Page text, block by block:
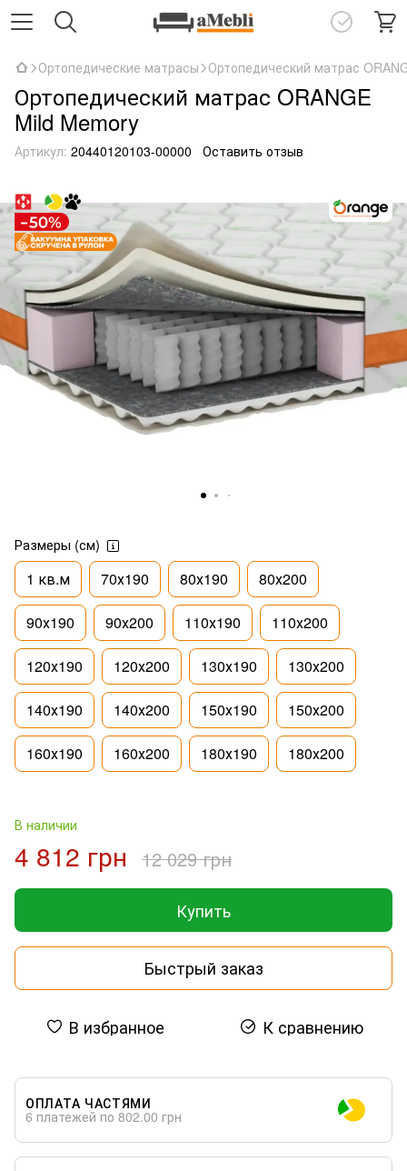
Ортопедические матрасы Ортопедический матрас
Ортопедический матрас ORANGE
Mild Memory
Артикул: 20440120103-00000 Оставить отзыв
Размеры (см)
1 кв.м 70х190 80х190 80х200
90х190 90х200 110х190 110х200
120х190 120х200 130х190 130х200
140х190 140х200 150х190 150х200
160х190 160х200 180х190 180х200
В наличии
4 812 грн 12 029 грн
Купить
Быстрый заказ
В избранное К сравнению
ОПЛАТА ЧАСТЯМИ
6 платежей по 802.00 грн